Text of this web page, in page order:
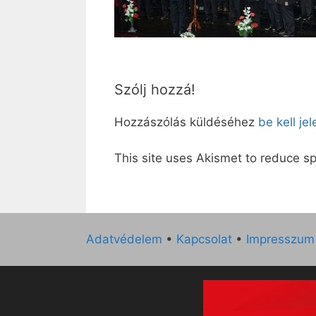
Szólj hozzá!
Hozzászólás küldéséhez be kell
This site uses Akismet to reduce
Adatvédelem • Kapcsolat • Impresszum